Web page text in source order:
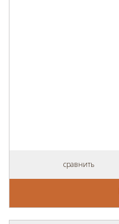
сравнить